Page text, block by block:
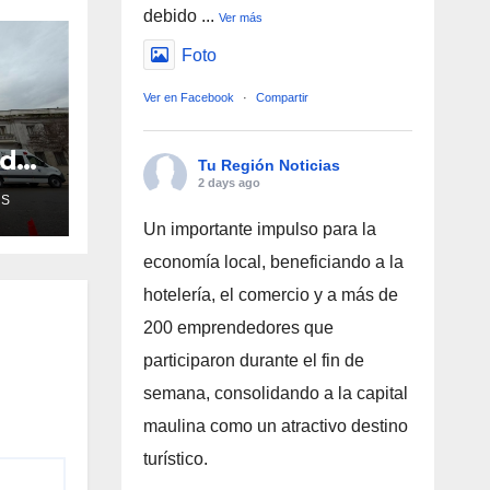
debido ... Ver más
Foto
Ver en Facebook · Compartir
Tu Región Noticias
2 days ago
Un importante impulso para la
economía local, beneficiando a la
hotelería, el comercio y a más de
200 emprendedores que
participaron durante el fin de
semana, consolidando a la capital
maulina como un atractivo destino
turístico.